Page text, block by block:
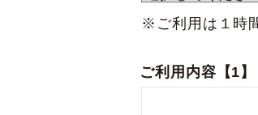
※ご利用は１時
ご利用内容【1】